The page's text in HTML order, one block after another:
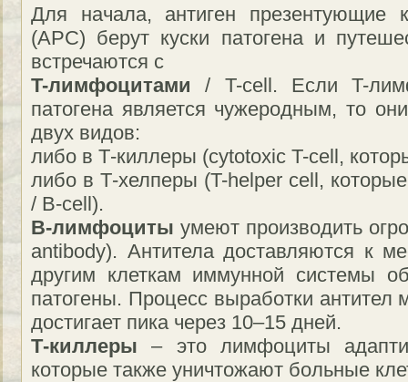
Для начала, антиген презентующие
(APC) берут куски патогена и
встречаются с
T-лимфоцитами / T-cell. Если T-
патогена является чужеродным, то
двух видов:
либо в Т-киллеры (cytotoxic T-cell,
либо в Т-хелперы (T-helper cell,
/ B-cell).
B-лимфоциты умеют производить
antibody). Антитела доставляются к
другим клеткам иммунной системы
патогены. Процесс выработки антител
достигает пика через 10–15 дней.
Т-киллеры – это лимфоциты
которые также уничтожают больные